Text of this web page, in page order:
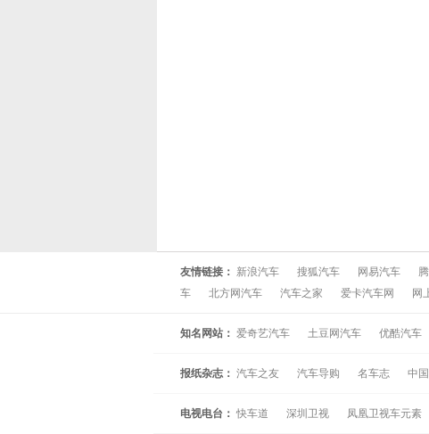
友情链接： 新浪汽车 搜狐汽车 网易汽车
车
北方网汽车 汽车之家 爱卡汽车网 网
知名网站： 爱奇艺汽车 土豆网汽车 优酷汽车
报纸杂志： 汽车之友 汽车导购 名车志 中
电视电台： 快车道 深圳卫视 凤凰卫视车元素